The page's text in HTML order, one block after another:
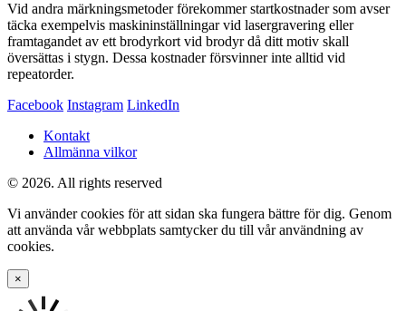
Vid andra märkningsmetoder förekommer startkostnader som avser
täcka exempelvis maskininställningar vid lasergravering eller
framtagandet av ett brodyrkort vid brodyr då ditt motiv skall
översättas i stygn. Dessa kostnader försvinner inte alltid vid
repeatorder.
Facebook Instagram LinkedIn
Kontakt
Allmänna vilkor
© 2026. All rights reserved
Vi använder cookies för att sidan ska fungera bättre för dig. Genom
att använda vår webbplats samtycker du till vår användning av
cookies.
×